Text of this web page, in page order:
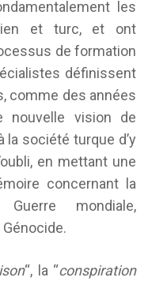
les
et turc, et ont
de formation
définissent
comme des années
nouvelle vision de
la société turque d’y
en mettant une
concernant la
mondiale,
Génocide.
“, la “conspiration